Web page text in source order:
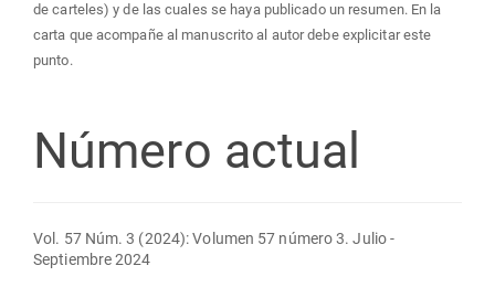
de carteles) y de las cuales se haya publicado un resumen. En la
carta que acompañe al manuscrito al autor debe explicitar este
punto.
Número actual
Vol. 57 Núm. 3 (2024): Volumen 57 número 3. Julio -
Septiembre 2024